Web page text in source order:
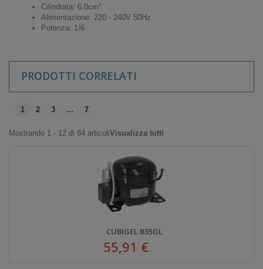
Cilindrata: 6.0cm³
Alimentazione: 220 - 240V 50Hz
Potenza: 1/6
PRODOTTI CORRELATI
1 2 3 ... 7
Mostrando 1 - 12 di 84 articoliVisualizza tutti
CUBIGEL B35GL
55,91 €